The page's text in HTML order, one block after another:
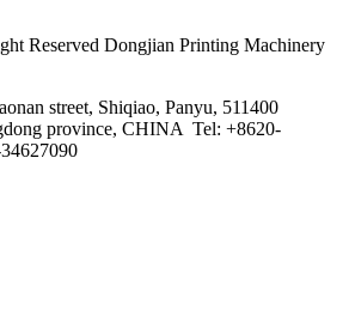
Reserved Dongjian Printing Machinery
street, Shiqiao, Panyu, 511400
province, CHINA Tel: +8620-